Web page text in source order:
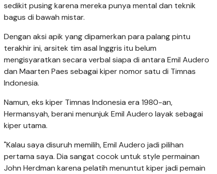
sedikit pusing karena mereka punya mental dan teknik
bagus di bawah mistar.
Dengan aksi apik yang dipamerkan para palang pintu
terakhir ini, arsitek tim asal Inggris itu belum
mengisyaratkan secara verbal siapa di antara Emil Audero
dan Maarten Paes sebagai kiper nomor satu di Timnas
Indonesia.
Namun, eks kiper Timnas Indonesia era 1980-an,
Hermansyah, berani menunjuk Emil Audero layak sebagai
kiper utama.
"Kalau saya disuruh memilih, Emil Audero jadi pilihan
pertama saya. Dia sangat cocok untuk style permainan
John Herdman karena pelatih menuntut kiper jadi pemain